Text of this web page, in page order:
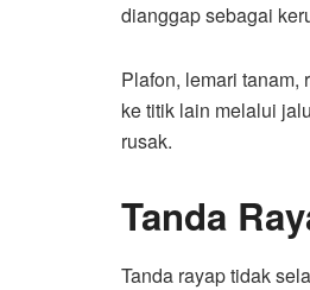
dianggap sebagai
Plafon, lemari tanam,
ke titik lain melalui
rusak.
Tanda
Tanda rayap tidak